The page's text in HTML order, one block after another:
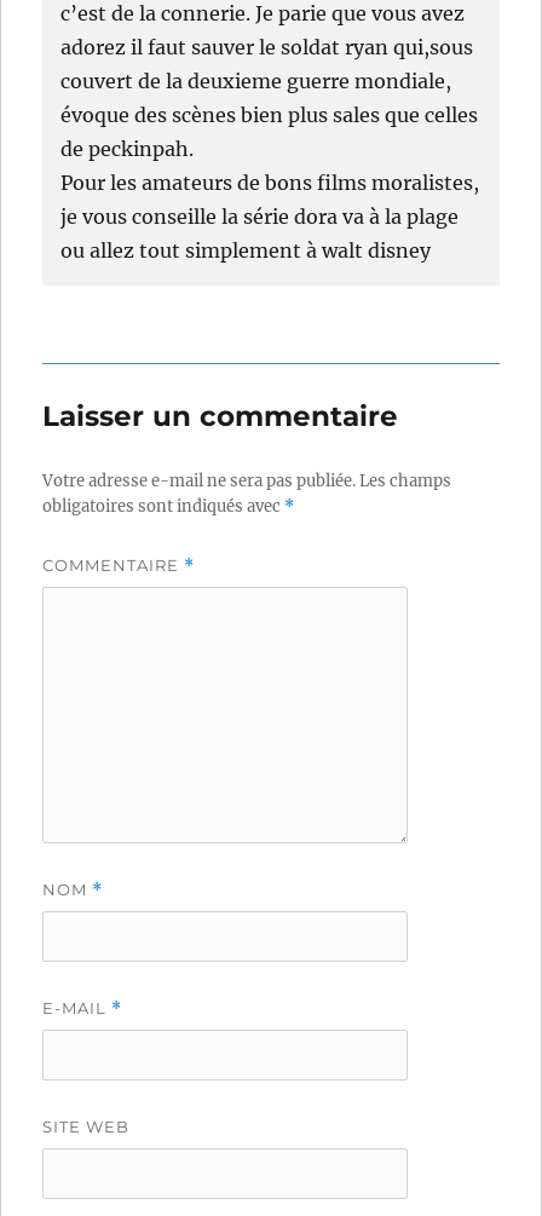
c’est de la connerie. Je parie que vous avez
adorez il faut sauver le soldat ryan qui,sous
couvert de la deuxieme guerre mondiale,
évoque des scènes bien plus sales que celles
de peckinpah.
Pour les amateurs de bons films moralistes,
je vous conseille la série dora va à la plage
ou allez tout simplement à walt disney
Laisser un commentaire
Votre adresse e-mail ne sera pas publiée.Les champs
obligatoires sont indiqués avec *
COMMENTAIRE *
NOM *
E-MAIL *
SITE WEB